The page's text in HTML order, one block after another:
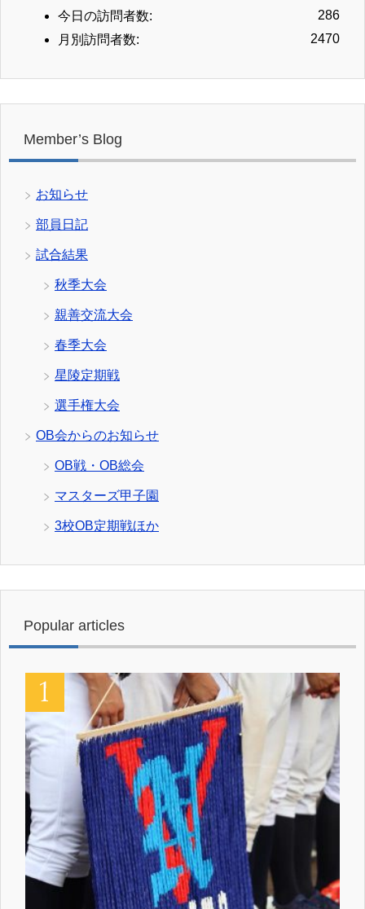
286
今日の訪問者数:
2470
月別訪問者数:
Member’s Blog
お知らせ
部員日記
試合結果
秋季大会
親善交流大会
春季大会
星陵定期戦
選手権大会
OB会からのお知らせ
OB戦・OB総会
マスターズ甲子園
3校OB定期戦ほか
Popular articles